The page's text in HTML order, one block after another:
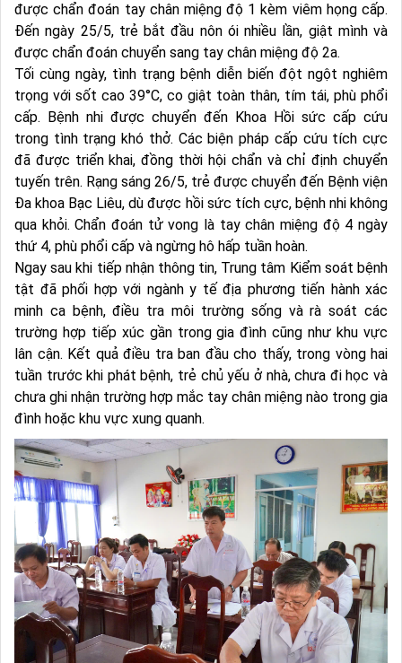
được chẩn đoán tay chân miệng độ 1 kèm viêm họng cấp.
Đến ngày 25/5, trẻ bắt đầu nôn ói nhiều lần, giật mình và
được chẩn đoán chuyển sang tay chân miệng độ 2a.
Tối cùng ngày, tình trạng bệnh diễn biến đột ngột nghiêm
trọng với sốt cao 39°C, co giật toàn thân, tím tái, phù phổi
cấp. Bệnh nhi được chuyển đến Khoa Hồi sức cấp cứu
trong tình trạng khó thở. Các biện pháp cấp cứu tích cực
đã được triển khai, đồng thời hội chẩn và chỉ định chuyển
tuyến trên. Rạng sáng 26/5, trẻ được chuyển đến Bệnh viện
Đa khoa Bạc Liêu, dù được hồi sức tích cực, bệnh nhi không
qua khỏi. Chẩn đoán tử vong là tay chân miệng độ 4 ngày
thứ 4, phù phổi cấp và ngừng hô hấp tuần hoàn.
Ngay sau khi tiếp nhận thông tin, Trung tâm Kiểm soát bệnh
tật đã phối hợp với ngành y tế địa phương tiến hành xác
minh ca bệnh, điều tra môi trường sống và rà soát các
trường hợp tiếp xúc gần trong gia đình cũng như khu vực
lân cận. Kết quả điều tra ban đầu cho thấy, trong vòng hai
tuần trước khi phát bệnh, trẻ chủ yếu ở nhà, chưa đi học và
chưa ghi nhận trường hợp mắc tay chân miệng nào trong gia
đình hoặc khu vực xung quanh.